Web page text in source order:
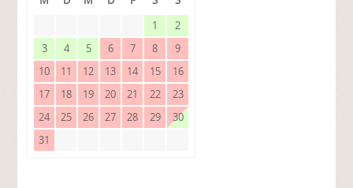
1
2
3
4 5 6 7 8
9
10
11 12 13 14 15
16
17
18 19 20 21 22
23
24
25 26 27 28 29
30
31